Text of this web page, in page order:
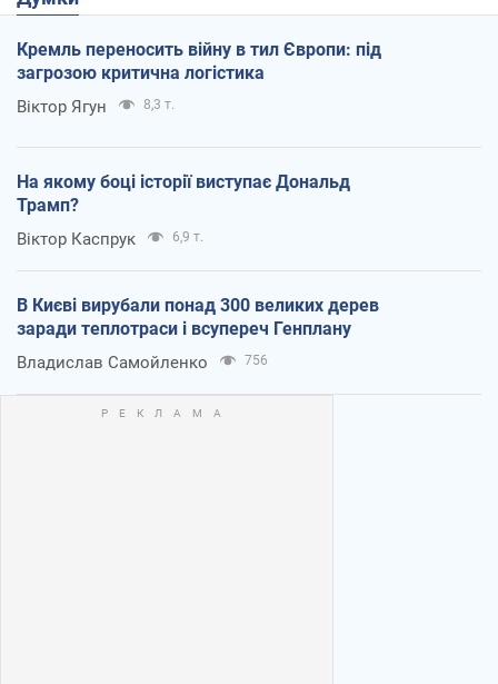
Кремль переносить війну в тил Європи: під
загрозою критична логістика
Віктор Ягун 8,3 т.
На якому боці історії виступає Дональд
Трамп?
Віктор Каспрук 6,9 т.
В Києві вирубали понад 300 великих дерев
заради теплотраси і всупереч Генплану
Владислав Самойленко 756